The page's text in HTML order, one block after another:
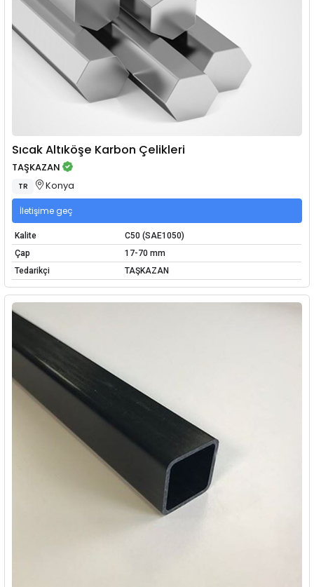
Sıcak Altıköşe Karbon Çelikleri
TAŞKAZAN
TR Konya
İletişime geç
Kalite
C50 (SAE1050)
Çap
17-70 mm
Tedarikçi
TAŞKAZAN